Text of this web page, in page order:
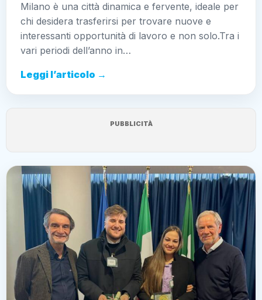
Milano è una città dinamica e fervente, ideale per
chi desidera trasferirsi per trovare nuove e
interessanti opportunità di lavoro e non solo.Tra i
vari periodi dell’anno in…
Leggi l’articolo →
PUBBLICITÀ